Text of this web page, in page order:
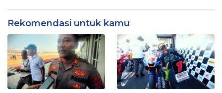
Rekomendasi untuk kamu